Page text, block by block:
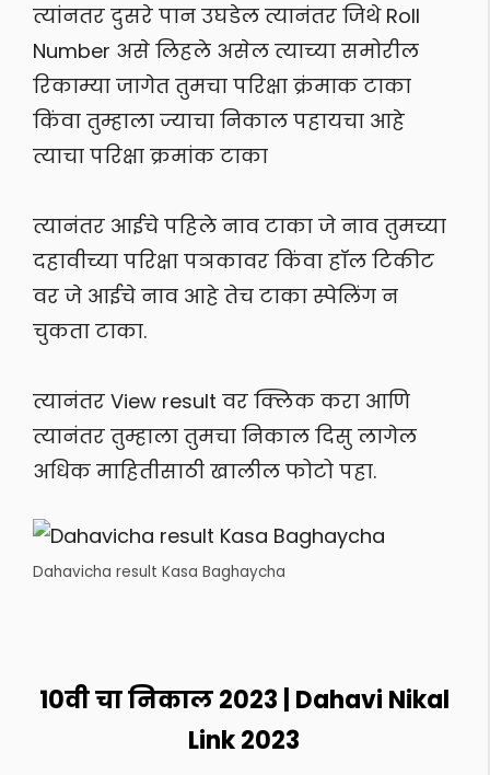
त्यांनतर दुसरे पान उघडेल त्यानंतर जिथे Roll
Number असे लिहले असेल त्याच्या समोरील
रिकाम्या जागेत तुमचा परिक्षा क्रंमाक टाका
किंवा तुम्हाला ज्याचा निकाल पहायचा आहे
त्याचा परिक्षा क्रमांक टाका
त्यानंतर आईचे पहिले नाव टाका जे नाव तुमच्या
दहावीच्या परिक्षा पञकावर किंवा हाॅल टिकीट
वर जे आईचे नाव आहे तेच टाका स्पेलिंग न
चुकता टाका.
त्यानंतर View result वर क्लिक करा आणि
त्यानंतर तुम्हाला तुमचा निकाल दिसु लागेल
अधिक माहितीसाठी खालील फोटो पहा.
Dahavicha result Kasa Baghaycha
10वी चा निकाल 2023 | Dahavi Nikal
Link 2023